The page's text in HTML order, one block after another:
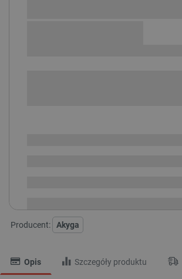
Producent: Akyga
Opis Szczegóły produktu